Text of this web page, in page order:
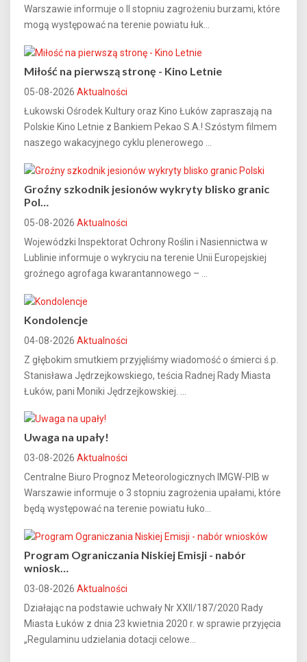
Warszawie informuje o II stopniu zagrożeniu burzami, które
mogą występować na terenie powiatu łuk...
Miłość na pierwszą stronę - Kino Letnie
05-08-2026 Aktualności
Łukowski Ośrodek Kultury oraz Kino Łuków zapraszają na
Polskie Kino Letnie z Bankiem Pekao S.A.! Szóstym filmem
naszego wakacyjnego cyklu plenerowego ...
Groźny szkodnik jesionów wykryty blisko granic
Pol…
05-08-2026 Aktualności
Wojewódzki Inspektorat Ochrony Roślin i Nasiennictwa w
Lublinie informuje o wykryciu na terenie Unii Europejskiej
groźnego agrofaga kwarantannowego – ...
Kondolencje
04-08-2026 Aktualności
Z głębokim smutkiem przyjęliśmy wiadomość o śmierci ś.p.
Stanisława Jędrzejkowskiego, teścia Radnej Rady Miasta
Łuków, pani Moniki Jędrzejkowskiej. ...
Uwaga na upały!
03-08-2026 Aktualności
Centralne Biuro Prognoz Meteorologicznych IMGW-PIB w
Warszawie informuje o 3 stopniu zagrożenia upałami, które
będą występować na terenie powiatu łuko...
Program Ograniczania Niskiej Emisji - nabór
wniosk…
03-08-2026 Aktualności
Działając na podstawie uchwały Nr XXII/187/2020 Rady
Miasta Łuków z dnia 23 kwietnia 2020 r. w sprawie przyjęcia
„Regulaminu udzielania dotacji celowe...